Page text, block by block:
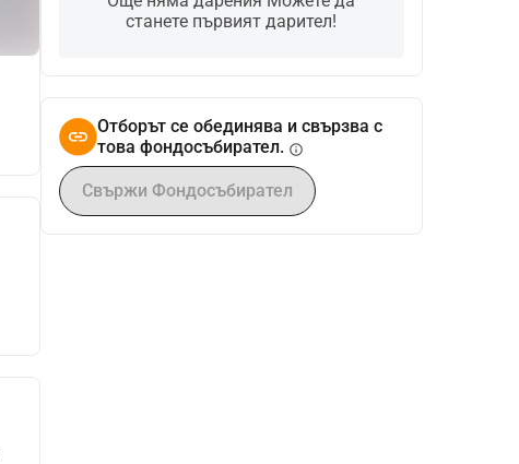
станете първият дарител!
Отборът се обединява и свързва с
това фондосъбирател. info
Свържи Фондосъбирател